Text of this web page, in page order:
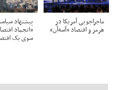
ماجراجویی آمریکا در
هرمز و اقتصاد «آسه‌آن»
پیشنهاد
«انجماد
سوی یک